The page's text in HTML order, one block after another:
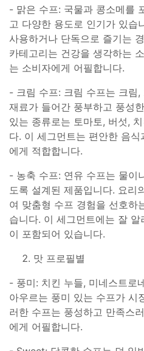
- 맑은 수프: 국물과 콩소메를
고 다양한 용도로 인기가 있습
사용하거나 단독으로 즐기는
카테고리는 건강을 생각하는
는 소비자에게 어필합니다.
- 크림 수프: 크림 수프는 크림
재료가 들어간 풍부하고 풍성
있는 종류로는 토마토, 버섯,
다. 이 세그먼트는 편안한 음
에게 적합합니다.
- 농축 수프: 연유 수프는 물이
도록 설계된 제품입니다. 요리
여 맞춤형 수프 경험을 선호하
습니다. 이 세그먼트에는 잘
이 포함되어 있습니다.
맛 프로필별
- 풍미: 치킨 누들, 미네스트로
아우르는 풍미 있는 수프가 시
러한 수프는 풍성하고 만족스
에게 어필합니다.